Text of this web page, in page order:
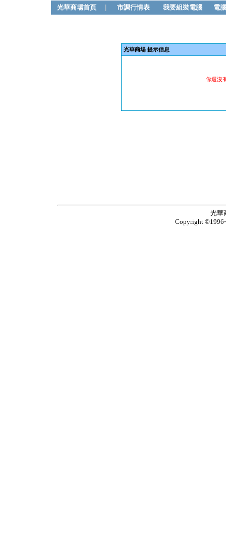
光華商場首頁 市調行情表 我要組裝電腦 電
光華商場 提示信息
你還沒
光華
Copyright